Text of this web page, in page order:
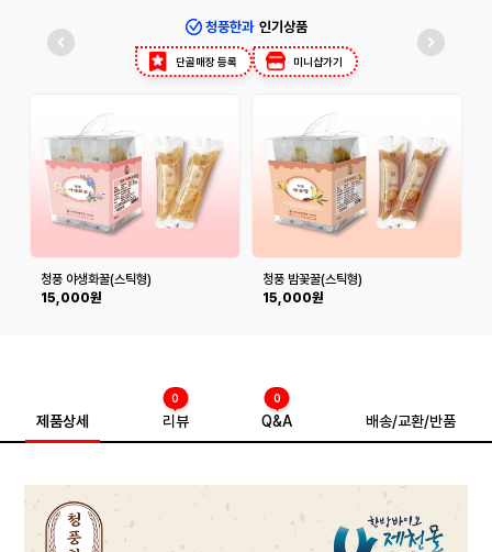
청풍한과 인기상품
단골매장 등록 미니샵가기
청풍 야생화꿀(스틱형)
15,000원
청풍 밤꽃꿀(스틱형)
15,000원
제품상세 리뷰
0
Q&A
0
배송/교환/반품